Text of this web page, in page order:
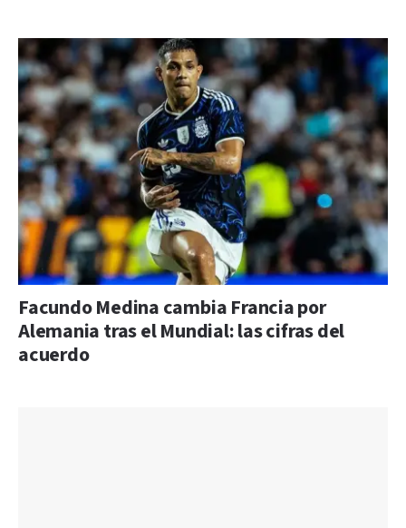
Facundo Medina cambia Francia por
Alemania tras el Mundial: las cifras del
acuerdo